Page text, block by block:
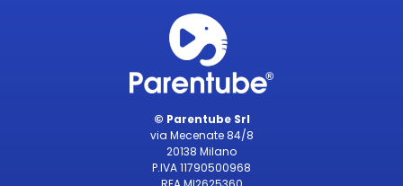
© Parentube Srl
via Mecenate 84/8
20138 Milano
P.IVA 11790500968